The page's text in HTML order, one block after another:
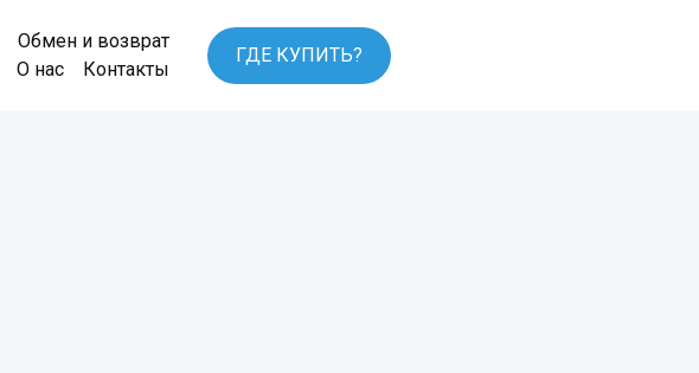
Обмен и возврат
О нас
Контакты
ГДЕ КУПИТЬ?